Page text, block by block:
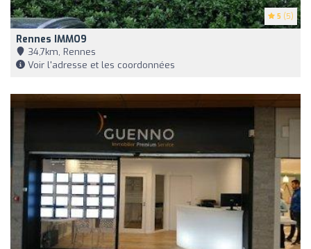
5 (5)
Rennes IMMO9
34,7km, Rennes
Voir l'adresse et les coordonnées